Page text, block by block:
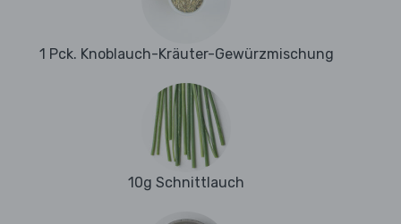
1 Pck. Knoblauch-Kräuter-Gewürzmischung
10g Schnittlauch